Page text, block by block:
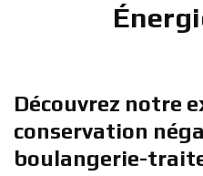
Découvrez notre
conservation
boulangerie-